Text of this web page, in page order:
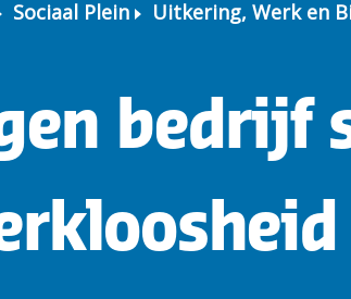
Sociaal Plein Uitkering, Werk en
bedrijf